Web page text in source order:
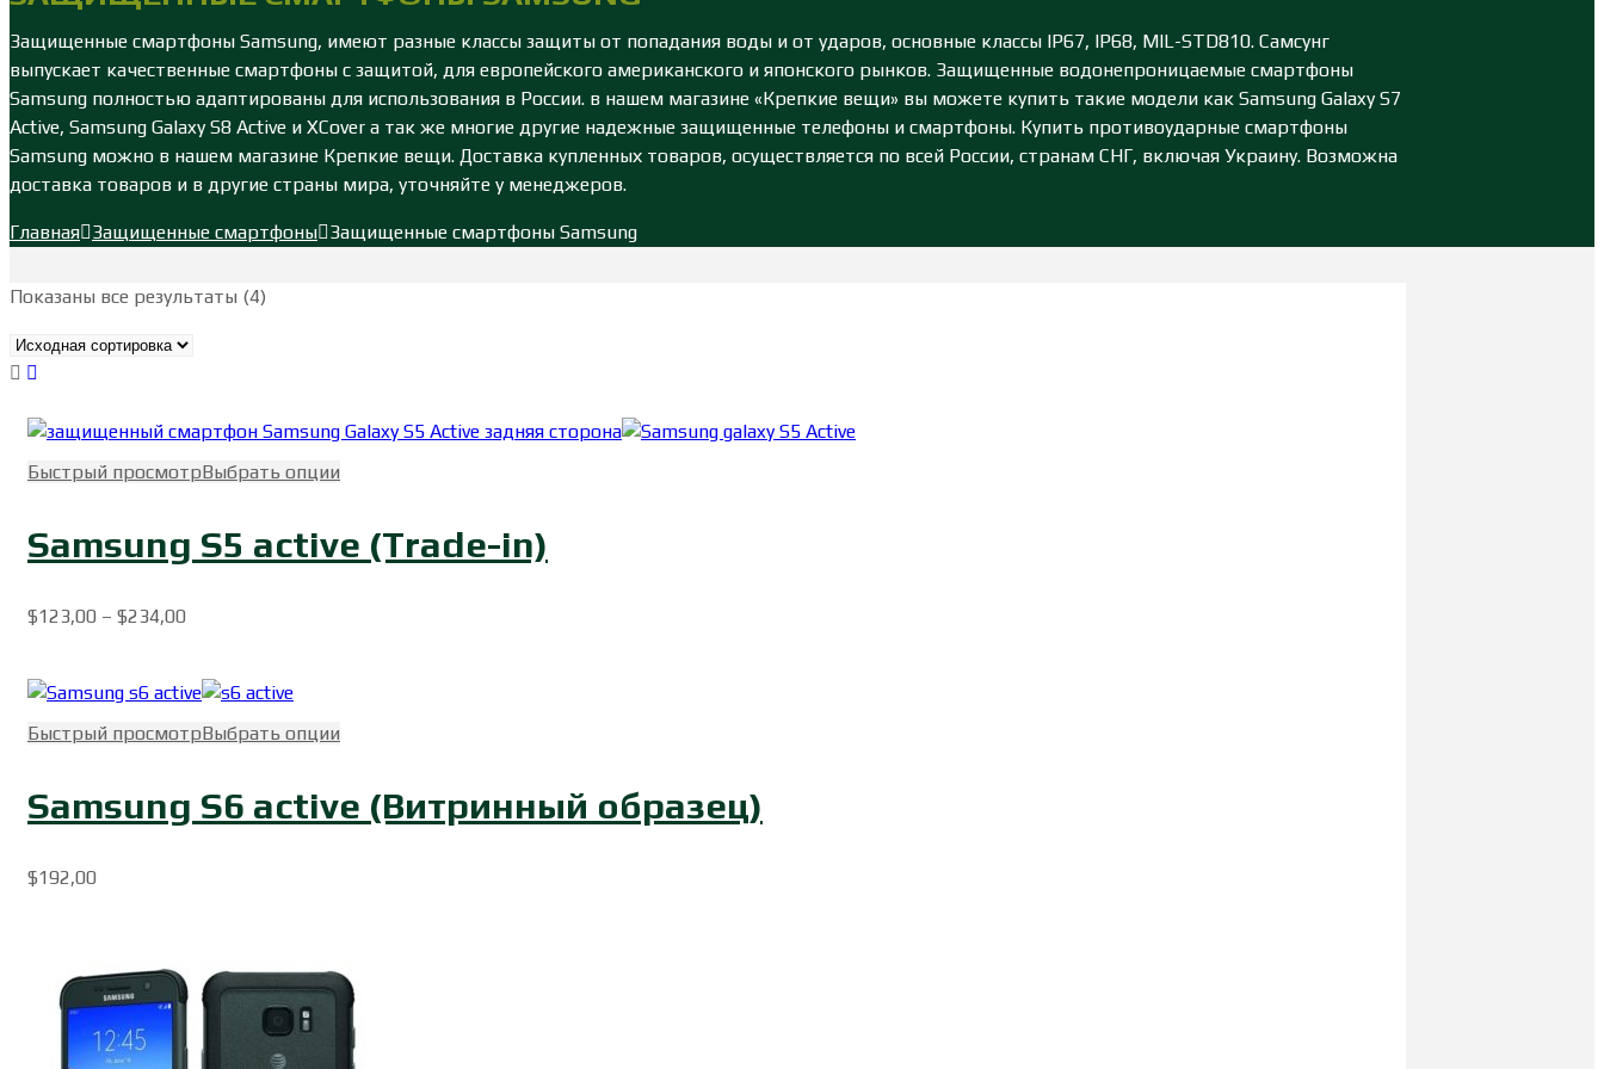
Защищенные смартфоны Samsung, имеют разные классы защиты от попадания воды и от ударов, основные классы IP67, IP68, MIL-STD810. Самсунг
выпускает качественные смартфоны с защитой, для европейского американского и японского рынков. Защищенные водонепроницаемые смартфоны
Samsung полностью адаптированы для использования в России. в нашем магазине «Крепкие вещи» вы можете купить такие модели как Samsung Galaxy S7
Active, Samsung Galaxy S8 Active и XCover а так же многие другие надежные защищенные телефоны и смартфоны. Купить противоударные смартфоны
Samsung можно в нашем магазине Крепкие вещи. Доставка купленных товаров, осуществляется по всей России, странам СНГ, включая Украину. Возможна
доставка товаров и в другие страны мира, уточняйте у менеджеров.
Главная Защищенные смартфоны Защищенные смартфоны Samsung
Показаны все результаты (4)
Быстрый просмотрВыбрать опции
Samsung S5 active (Trade-in)
$123,00 – $234,00
Быстрый просмотрВыбрать опции
Samsung S6 active (Витринный образец)
$192,00